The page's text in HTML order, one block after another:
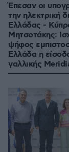
Έπεσαν οι
την ηλεκτρική
Ελλάδας -
Μητσοτάκης:
ψήφος
Ελλάδα η
γαλλικής